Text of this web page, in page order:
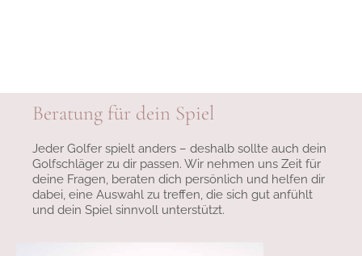
Beratung für dein Spiel
Jeder Golfer spielt anders – deshalb sollte auch dein
Golfschläger zu dir passen. Wir nehmen uns Zeit für
deine Fragen, beraten dich persönlich und helfen dir
dabei, eine Auswahl zu treffen, die sich gut anfühlt
und dein Spiel sinnvoll unterstützt.